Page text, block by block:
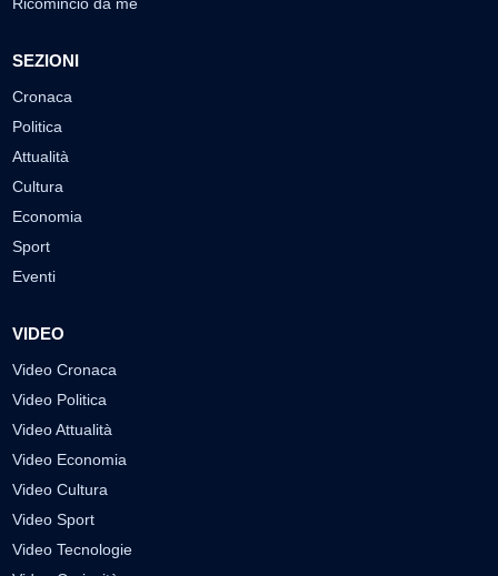
SEZIONI
Cronaca
Politica
Attualità
Cultura
Economia
Sport
Eventi
VIDEO
Video Cronaca
Video Politica
Video Attualità
Video Economia
Video Cultura
Video Sport
Video Tecnologie